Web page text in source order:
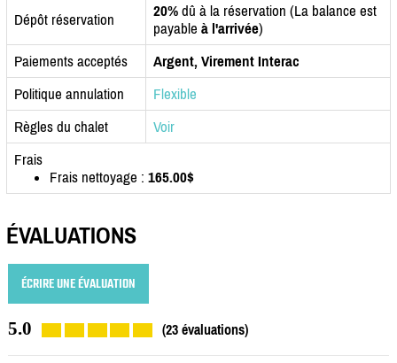
Dépôt réservation 20% dû à la réservation (La balance est
payable à l'arrivée)
Paiements acceptés
Argent, Virement Interac
Politique annulation
Flexible
Règles du chalet
Voir
Frais
Frais nettoyage : 165.00$
ÉVALUATIONS
ÉCRIRE UNE ÉVALUATION
5.0 (23 évaluations)